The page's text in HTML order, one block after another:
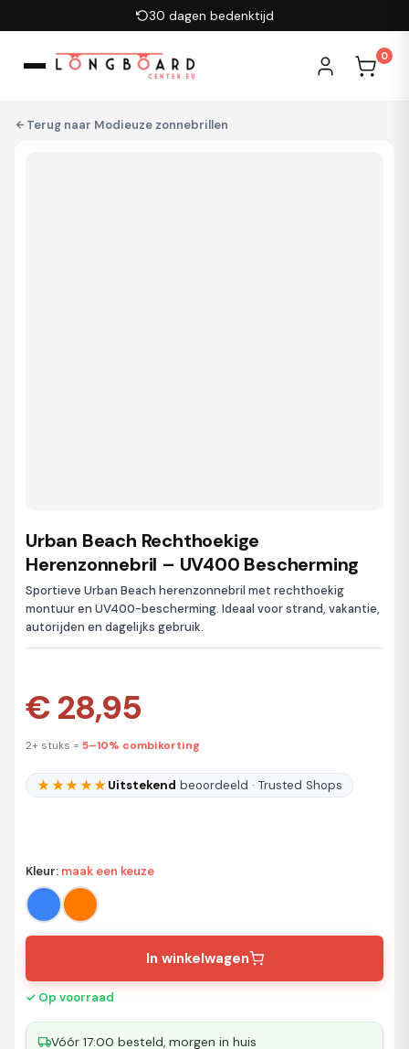
30 dagen bedenktijd
0
Terug naar Modieuze zonnebrillen
Urban Beach Rechthoekige
Herenzonnebril – UV400 Bescherming
Sportieve Urban Beach herenzonnebril met rechthoekig
montuur en UV400-bescherming. Ideaal voor strand, vakantie,
autorijden en dagelijks gebruik.
€ 28,95
2+ stuks = 5–10% combikorting
★★★★★Uitstekend beoordeeld · Trusted Shops
Kleur: maak een keuze
In winkelwagen
✓ Op voorraad
Vóór 17:00 besteld, morgen in huis